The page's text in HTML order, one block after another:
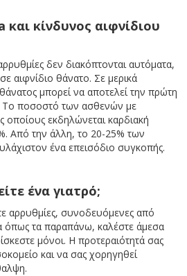
κίνδυνος αιφνίδιου
δεν διακόπτονται αυτόματα,
αιφνίδιο θάνατο. Σε μερικά
μπορεί να αποτελεί την πρώτη
Το ποσοστό των ασθενών με
εκδηλώνεται καρδιακή
Από την άλλη, το 20-25% των
ένα επεισόδιο συγκοπής.
ένα γιατρό;
αρρυθμίες, συνοδευόμενες από
όπως τα παραπάνω, καλέστε άμεσα
μόνοι. Η προτεραιότητά σας
και να σας χορηγηθεί